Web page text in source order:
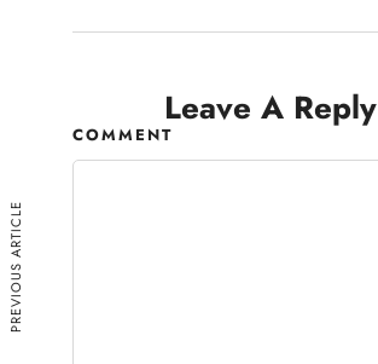
Leave A Reply
COMMENT
PREVIOUS ARTICLE